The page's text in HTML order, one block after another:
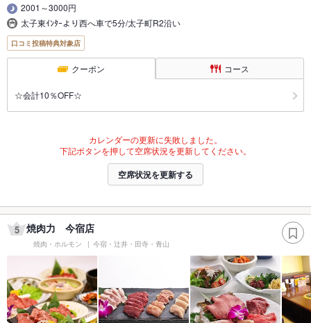
2001～3000円
太子東ｲﾝﾀｰより西へ車で5分/太子町R2沿い
口コミ投稿特典対象店
クーポン コース
☆会計10％OFF☆
カレンダーの更新に失敗しました。
下記ボタンを押して空席状況を更新してください。
空席状況を更新する
5 焼肉力 今宿店
焼肉・ホルモン 今宿・辻井・田寺・青山